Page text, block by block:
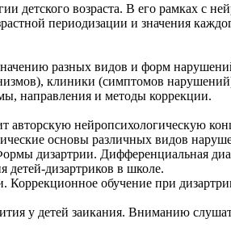
детского возраста. В его рамках с
периодизации и значения
разных видов и форм
клиники (симптомов
направления и методы коррекции.
авторскую нейропсихологическую
основы различных видов
дизартрии. Дифференциальная
детей-дизартриков в школе.
Коррекционное обучение при
у детей заикания. Вниманию